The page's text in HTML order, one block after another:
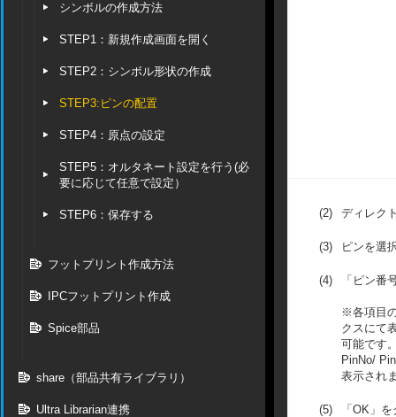
シンボルの作成方法
STEP1：新規作成画面を開く
STEP2：シンボル形状の作成
STEP3:ピンの配置
STEP4：原点の設定
STEP5：オルタネート設定を行う(必
要に応じて任意で設定）
STEP6：保存する
フットプリント作成方法
IPCフットプリント作成
Spice部品
share（部品共有ライブラリ）
Ultra Librarian連携
(2) ディレク
(3) ピンを選
(4) 「ピン番
※各項目
クスにて
可能です
PinNo/
表示され
(5) 「OK」